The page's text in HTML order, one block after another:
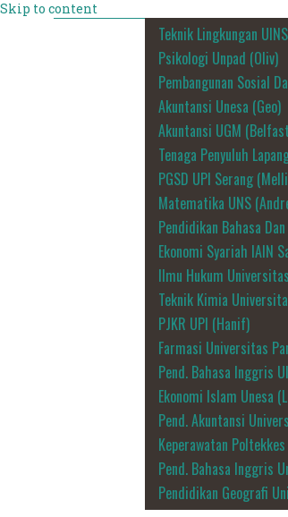
Skip to content
Teknik Lingkungan
Psikologi Unpad (Oliv)
Pembangunan Sosial
Akuntansi Unesa (Geo)
Akuntansi UGM
Tenaga Penyuluh
PGSD UPI Serang
Matematika UNS
Pendidikan Bahasa
Ekonomi Syariah IAIN
Ilmu Hukum
Teknik Kimia
PJKR UPI (Hanif)
Farmasi Universitas
Pend. Bahasa Inggris
Ekonomi Islam Unesa
Pend. Akuntansi
Keperawatan
Pend. Bahasa Inggris
Pendidikan Geografi